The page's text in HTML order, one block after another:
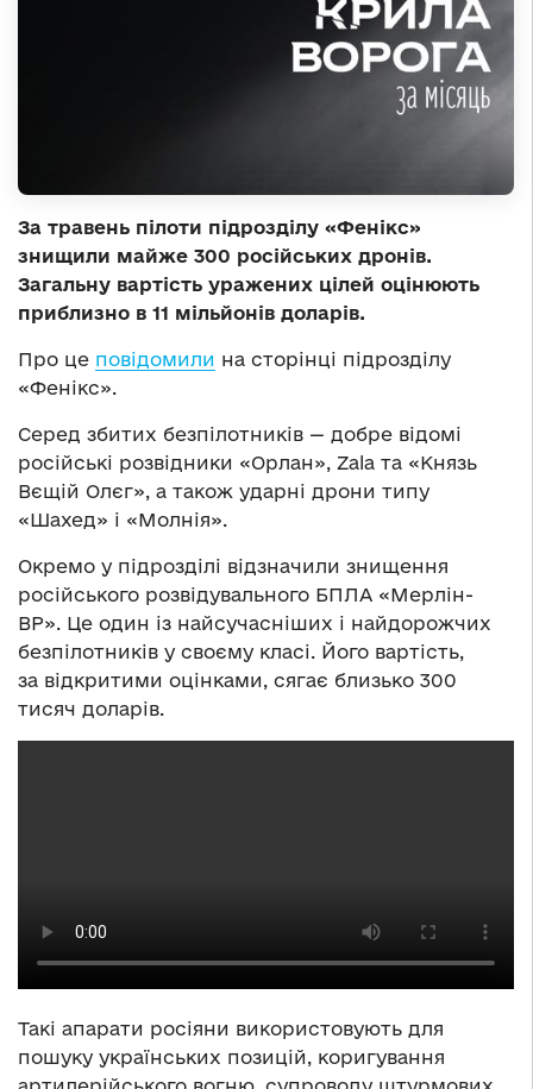
За травень пілоти підрозділу «Фенікс»
знищили майже 300 російських дронів.
Загальну вартість уражених цілей оцінюють
приблизно в 11 мільйонів доларів.
Про це повідомили на сторінці підрозділу
«Фенікс».
Серед збитих безпілотників — добре відомі
російські розвідники «Орлан», Zala та «Князь
Вєщій Олєг», а також ударні дрони типу
«Шахед» і «Молнія».
Окремо у підрозділі відзначили знищення
російського розвідувального БПЛА «Мерлін-
ВР». Це один із найсучасніших і найдорожчих
безпілотників у своєму класі. Його вартість,
за відкритими оцінками, сягає близько 300
тисяч доларів.
Такі апарати росіяни використовують для
пошуку українських позицій, коригування